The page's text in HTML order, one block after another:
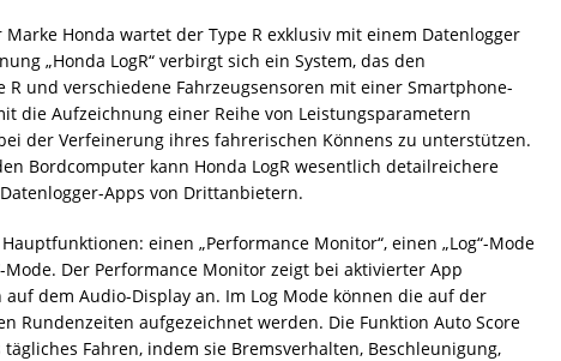
Marke Honda wartet der Type R exklusiv mit einem Datenlogger
„Honda LogR“ verbirgt sich ein System, das den
R und verschiedene Fahrzeugsensoren mit einer Smartphone-
die Aufzeichnung einer Reihe von Leistungsparametern
der Verfeinerung ihres fahrerischen Könnens zu unterstützen.
Bordcomputer kann Honda LogR wesentlich detailreichere
Apps von Drittanbietern.
einen „Performance Monitor“, einen „Log“-Mode
Mode. Der Performance Monitor zeigt bei aktivierter App
dem Audio-Display an. Im Log Mode können die auf der
Rundenzeiten aufgezeichnet werden. Die Funktion Auto Score
Fahren, indem sie Bremsverhalten, Beschleunigung,